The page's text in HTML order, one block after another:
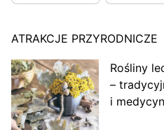
ATRAKCJE PRZYRODNICZE
Rośliny
–
i